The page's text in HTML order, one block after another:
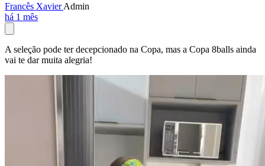
Francês XavierAdmin
há 1 mês
A seleção pode ter decepcionado na Copa, mas a Copa 8balls ainda
vai te dar muita alegria!